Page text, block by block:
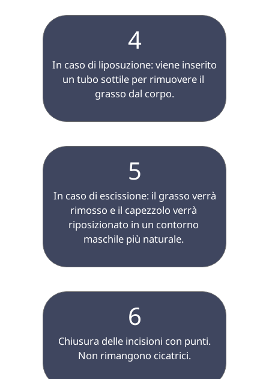
4
un tubo sottile per rimuovere il
grasso dal corpo.
5
rimosso e il capezzolo verrà
riposizionato in un contorno
maschile più naturale.
6
Non rimangono cicatrici.